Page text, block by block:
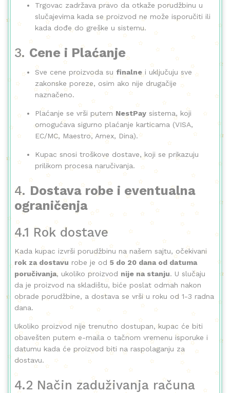
Trgovac zadržava pravo da otkaže porudžbinu u
slučajevima kada se proizvod ne može isporučiti ili
kada dođe do greške u sistemu.
3. Cene i Plaćanje
Sve cene proizvoda su finalnei uključuju sve
zakonske poreze, osim ako nije drugačije
naznačeno.
Plaćanje se vrši putem NestPay sistema, koji
omogućava sigurno plaćanje karticama (VISA,
EC/MC, Maestro, Amex, Dina).
Kupac snosi troškove dostave, koji se prikazuju
prilikom procesa naručivanja.
4. Dostava robe i eventualna
ograničenja
4.1 Rok dostave
Kada kupac izvrši porudžbinu na našem sajtu, očekivani
rok za dostavu robe je od 5 do 20 dana od datuma
poručivanja, ukoliko proizvod nije na stanju. U slučaju
da je proizvod na skladištu, biće poslat odmah nakon
obrade porudžbine, a dostava se vrši u roku od 1-3 radna
dana.
Ukoliko proizvod nije trenutno dostupan, kupac će biti
obavešten putem e-maila o tačnom vremenu isporuke i
datumu kada će proizvod biti na raspolaganju za
dostavu.
4.2 Način zaduživanja računa